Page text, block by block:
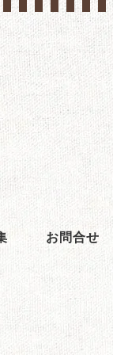
お問合せ